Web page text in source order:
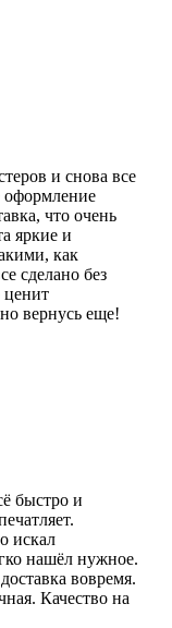
и снова все
оформление
что очень
яркие и
как
сделано без
ценит
вернусь еще!
быстро и
искал
нашёл нужное.
вовремя.
Качество на